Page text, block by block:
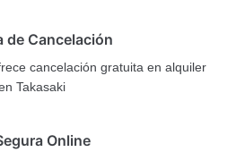
de Cancelación
cancelación gratuita en alquiler
Takasaki
Online